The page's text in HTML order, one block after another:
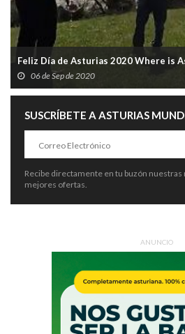
Feliz Día de Asturias 2020 Where is
06 de Sep de 2020
SUSCRÍBETE A ASTURIAS
Recibe directamente en tu buzón nuestras
mejores ofertas.
ANUNCIO